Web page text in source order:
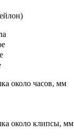
около часов, мм
около клипсы, мм